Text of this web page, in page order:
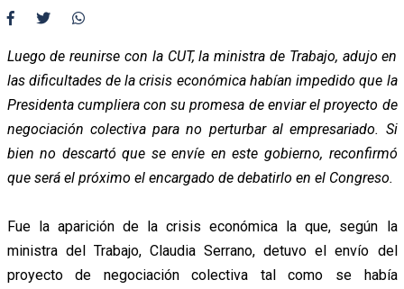
Luego de reunirse con la CUT, la ministra de Trabajo, adujo en
las dificultades de la crisis económica habían impedido que la
Presidenta cumpliera con su promesa de enviar el proyecto de
negociación colectiva para no perturbar al empresariado. Si
bien no descartó que se envíe en este gobierno, reconfirmó
que será el próximo el encargado de debatirlo en el Congreso.
Fue la aparición de la crisis económica la que, según la
ministra del Trabajo, Claudia Serrano, detuvo el envío del
proyecto de negociación colectiva tal como se había